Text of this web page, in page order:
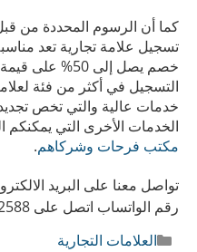
كما أن الرسوم المحددة من
تسجيل علامة تجارية تعد
خصم يصل إلى
التسجيل في أكثر من فئة
خدمات عالية والتي تخص
الخدمات الأخرى التي
مكتب فرحات وشركاهم.
تواصل معنا على البريد
رقم الواتساب اتصل على 00971526922588
التصنيفات
العلامات التجارية